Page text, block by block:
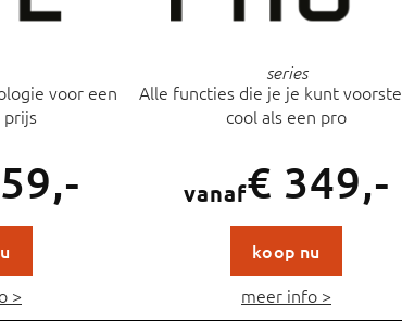
voor een
prijs
>
series
Alle functies die je je kunt
cool als een pro
vanaf€ 349,-
koop nu
meer info >